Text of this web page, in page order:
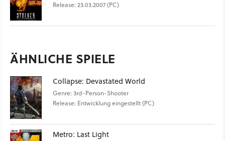
Release: 23.03.2007 (PC)
ÄHNLICHE SPIELE
Collapse: Devastated World
Genre: 3rd-Person-Shooter
Release: Entwicklung eingestellt (PC)
Metro: Last Light